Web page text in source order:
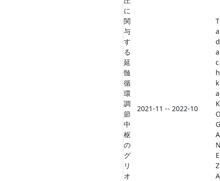
に
関
与
す
る
延
髄
循
環
調
節
中
枢
の
グ
リ
オ
2021-11 -- 2022-10
T
a
d
a
c
k
a
K
G
A
E
Z
A